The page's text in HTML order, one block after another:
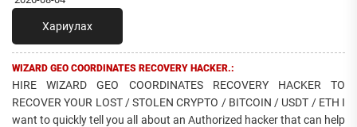
Хариулах
WIZARD GEO COORDINATES RECOVERY HACKER.:
HIRE WIZARD GEO COORDINATES RECOVERY HACKER TO
RECOVER YOUR LOST / STOLEN CRYPTO / BITCOIN / USDT / ETH I
want to quickly tell you all about an Authorized hacker that can help